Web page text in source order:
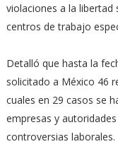
violaciones a la libertad
centros de trabajo
Detalló que hasta la
solicitado a México 46
cuales en 29 casos se
empresas y
controversias laborales.